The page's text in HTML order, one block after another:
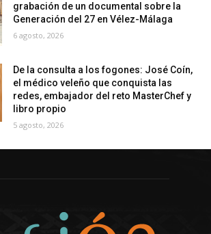
grabación de un documental sobre la
Generación del 27 en Vélez-Málaga
6 agosto, 2026
De la consulta a los fogones: José Coín,
el médico veleño que conquista las
redes, embajador del reto MasterChef y
libro propio
5 agosto, 2026